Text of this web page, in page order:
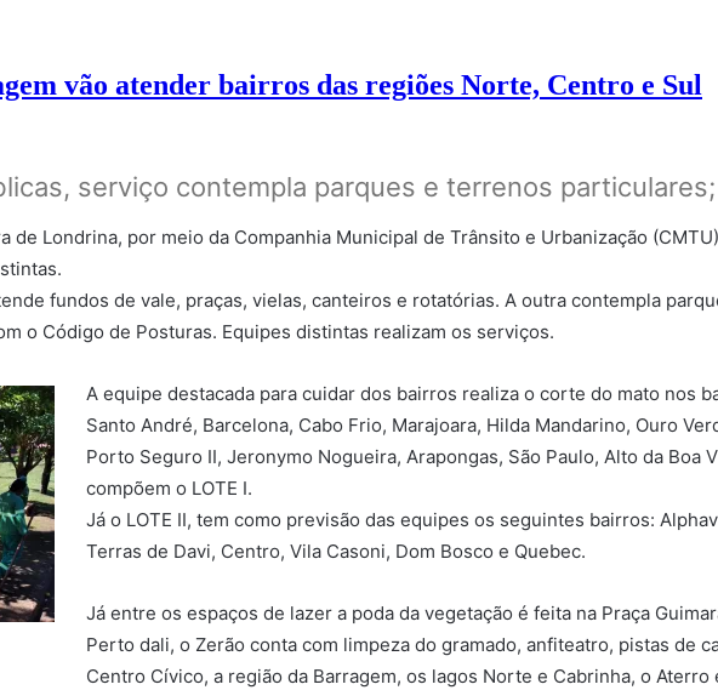
vão atender bairros das regiões Norte, Centro e Sul
serviço contempla parques e terrenos
de Londrina, por meio da Companhia Municipal de Trânsito e Urbanização
fundos de vale, praças, vielas, canteiros e rotatórias. A outra contempla
o Código de Posturas. Equipes distintas realizam os serviços.
A equipe destacada para cuidar dos bairros realiza o corte do mato nos
Santo André, Barcelona, Cabo Frio, Marajoara, Hilda Mandarino, Ouro
Porto Seguro II, Jeronymo Nogueira, Arapongas, São Paulo, Alto da
compõem o LOTE I.
Já o LOTE II, tem como previsão das equipes os seguintes bairros:
Terras de Davi, Centro, Vila Casoni, Dom Bosco e Quebec.
Já entre os espaços de lazer a poda da vegetação é feita na Praça
Perto dali, o Zerão conta com limpeza do gramado, anfiteatro, pistas de
Centro Cívico, a região da Barragem, os lagos Norte e Cabrinha, o